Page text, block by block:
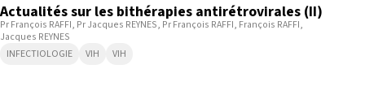
Actualités sur les bithérapies antirétrovirales (II)
Pr François RAFFI Pr Jacques REYNES Pr François RAFFI François RAFFI
Jacques REYNES
INFECTIOLOGIE
VIH VIH